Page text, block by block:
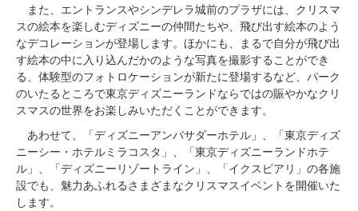
また、エントランスやシンデレラ城前のプラザには、クリスマ
スの絵本を楽しむディズニーの仲間たちや、飛び出す絵本のよう
なデコレーションが登場します。ほかにも、まるで自分が飛び出
す絵本の中に入り込んだかのような写真を撮影することができ
る、体験型のフォトロケーションが新たに登場するなど、パーク
のいたるところで東京ディズニーランドならではの賑やかなクリ
スマスの世界をお楽しみいただくことができます。
あわせて、「ディズニーアンバサダーホテル」、「東京ディズ
ニーシー・ホテルミラコスタ」、「東京ディズニーランドホテ
ル」、「ディズニーリゾートライン」、「イクスピアリ」の各施
設でも、魅力あふれるさまざまなクリスマスイベントを開催いた
します。